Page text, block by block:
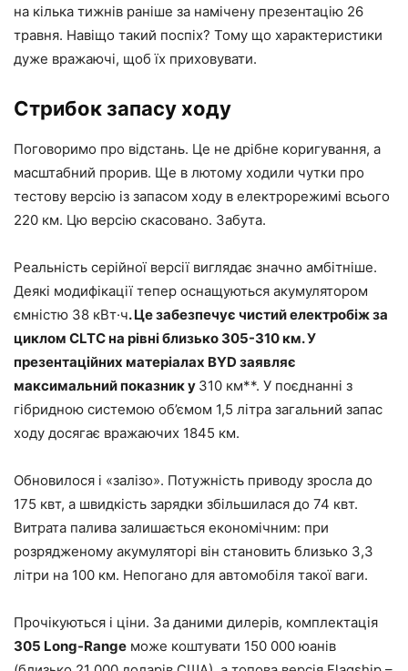
на кілька тижнів раніше за намічену презентацію 26
травня. Навіщо такий поспіх? Тому що характеристики
дуже вражаючі, щоб їх приховувати.
Стрибок запасу ходу
Поговоримо про відстань. Це не дрібне коригування, а
масштабний прорив. Ще в лютому ходили чутки про
тестову версію із запасом ходу в електрорежимі всього
220 км. Цю версію скасовано. Забута.
Реальність серійної версії виглядає значно амбітніше.
Деякі модифікації тепер оснащуються акумулятором
ємністю 38 кВт·ч. Це забезпечує чистий електробіж за
циклом CLTC на рівні близько 305-310 км. У
презентаційних матеріалах BYD заявляє
максимальний показник у 310 км**. У поєднанні з
гібридною системою об’ємом 1,5 літра загальний запас
ходу досягає вражаючих 1845 км.
Обновилося і «залізо». Потужність приводу зросла до
175 квт, а швидкість зарядки збільшилася до 74 квт.
Витрата палива залишається економічним: при
розрядженому акумуляторі він становить близько 3,3
літри на 100 км. Непогано для автомобіля такої ваги.
Прочікуються і ціни. За даними дилерів, комплектація
305 Long-Range може коштувати 150 000 юанів